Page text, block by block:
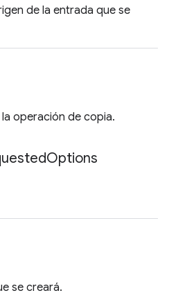
de la entrada que se
operación de copia.
Options
se creará.